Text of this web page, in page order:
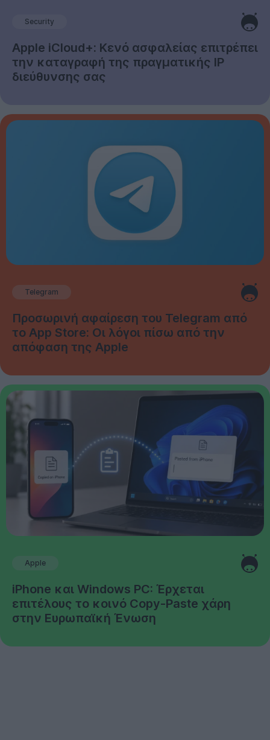
Security
Apple iCloud+: Κενό ασφαλείας επιτρέπει
την καταγραφή της πραγματικής IP
διεύθυνσης σας
Telegram
Προσωρινή αφαίρεση του Telegram από
το App Store: Οι λόγοι πίσω από την
απόφαση της Apple
Apple
iPhone και Windows PC: Έρχεται
επιτέλους το κοινό Copy-Paste χάρη
στην Ευρωπαϊκή Ένωση